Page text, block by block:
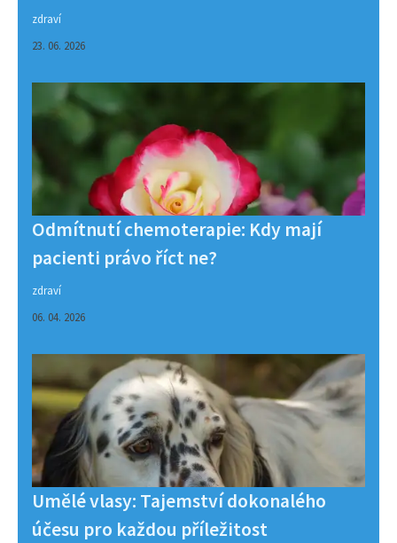
zdraví
23. 06. 2026
Odmítnutí chemoterapie: Kdy mají
pacienti právo říct ne?
zdraví
06. 04. 2026
Umělé vlasy: Tajemství dokonalého
účesu pro každou příležitost